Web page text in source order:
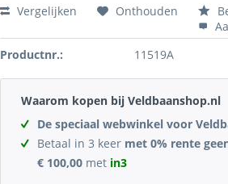
Vergelijken Onthouden
Productnr.:
11519A
Waarom kopen bij Veldbaanshop.nl
De speciaal webwinkel voor
Betaal in 3 keer met 0% rente
€ 100,00 met in3